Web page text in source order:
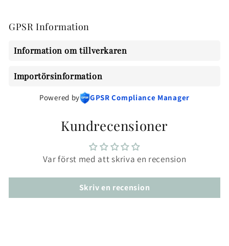
GPSR Information
Information om tillverkaren
Importörsinformation
Powered by GPSR Compliance Manager
Kundrecensioner
Var först med att skriva en recension
Skriv en recension